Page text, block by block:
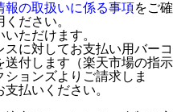
報の取扱いに係る事項をご確
ださい。
ただけます。
に対してお支払い用バーコ
付します（楽天市場の指示
ョンズよりご請求しま
払いください。